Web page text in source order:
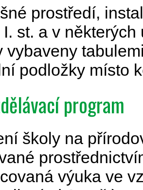
prostředí,
st. a v některých
vybaveny
podložky místo
program
školy na
výuka ve